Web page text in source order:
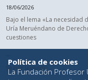
18/06/2026
Bajo el lema «La necesidad
Uría Meruéndano de
cuestiones
Seguir leyendo
Política de cookies
La Fundación Profesor